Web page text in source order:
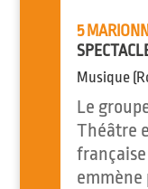
5
Musique
Le
Théâtre
emmène